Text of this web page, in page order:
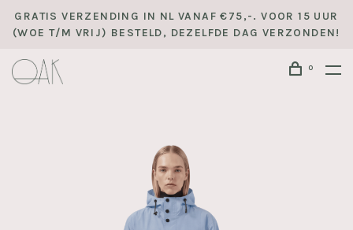
GRATIS VERZENDING IN NL VANAF €75,-. VOOR 15 UUR
(WOE T/M VRIJ) BESTELD, DEZELFDE DAG VERZONDEN!
0